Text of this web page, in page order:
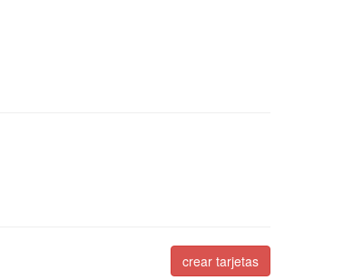
crear tarjetas